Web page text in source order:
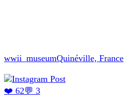
wwii_museumQuinéville, France
❤️ 62💬 3